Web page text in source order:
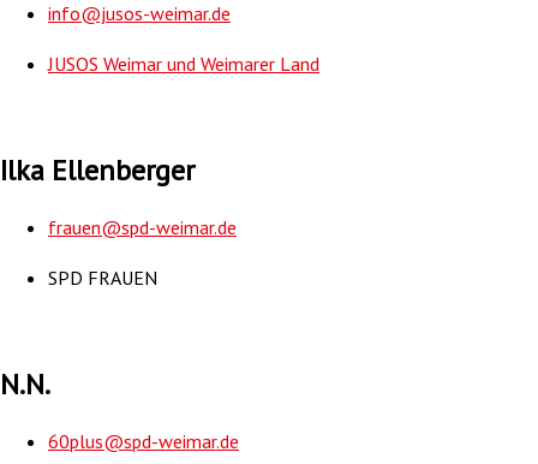
info@jusos-weimar.de
JUSOS Weimar und Weimarer Land
Ilka Ellenberger
frauen@spd-weimar.de
SPD FRAUEN
N.N.
60plus@spd-weimar.de